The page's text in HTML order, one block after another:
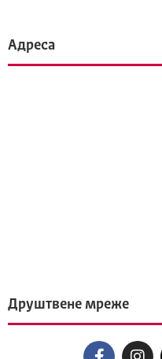
Адреса
Друштвене мреже